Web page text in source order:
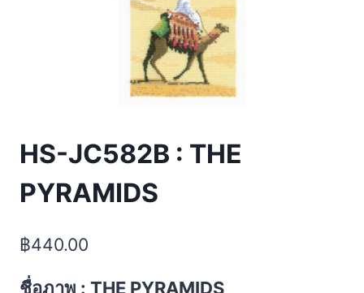
HS-JC582B : THE
PYRAMIDS
฿440.00
ชื่อภาพ : THE PYRAMIDS